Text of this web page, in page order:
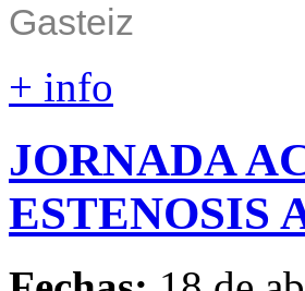
Gasteiz
+ info
JORNADA
ESTENOSIS